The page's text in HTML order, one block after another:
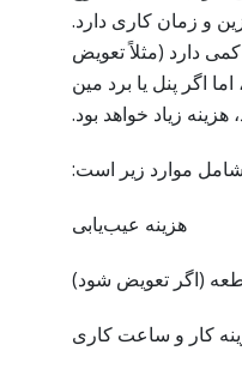
و زمان کاری دارد.
دارد (مثلاً تعویض
اگر پنل یا برد مین
زیاد خواهد بود.
موارد زیر است:
هزینه عیب‌یابی
(اگر تعویض شود)
کار و ساعت کاری